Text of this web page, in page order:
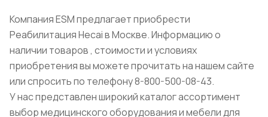
Компания ESM предлагает приобрести
Реабилитация Hecai в Москве. Информацию о
наличии товаров , стоимости и условиях
приобретения вы можете прочитать на нашем сайте
или спросить по телефону 8-800-500-08-43.
У нас представлен широкий каталог ассортимент
выбор медицинского оборудования и мебели для